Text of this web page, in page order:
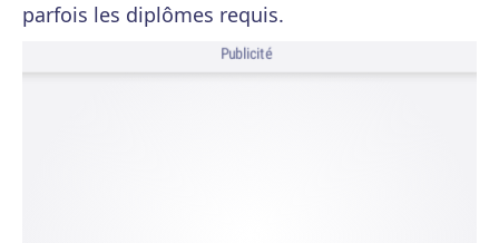
parfois les diplômes requis.
Publicité